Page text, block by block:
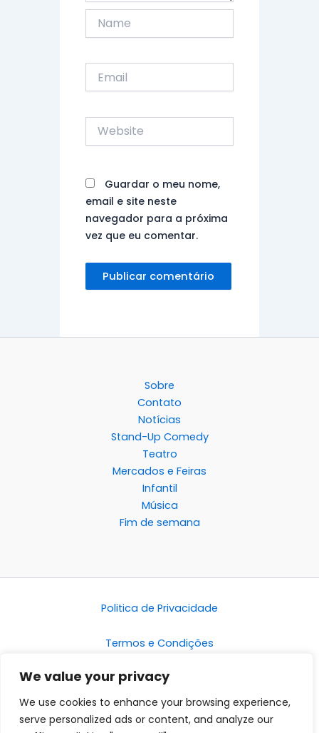
We value your privacy
We use cookies to enhance your browsing experience,
serve personalized ads or content, and analyze our
Website
Guardar o meu nome,
email e site neste
navegador para a próxima
vez que eu comentar.
Sobre
Contato
Notícias
Stand-Up Comedy
Teatro
Mercados e Feiras
Infantil
Música
Fim de semana
Politica de Privacidade
Termos e Condições
Disclaimer